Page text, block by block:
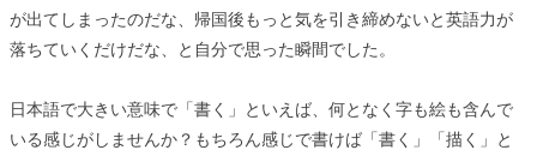
が出てしまったのだな、帰国後もっと気を引き締めないと英語力が
落ちていくだけだな、と自分で思った瞬間でした。
日本語で大きい意味で「書く」といえば、何となく字も絵も含んで
いる感じがしませんか？もちろん感じで書けば「書く」「描く」と